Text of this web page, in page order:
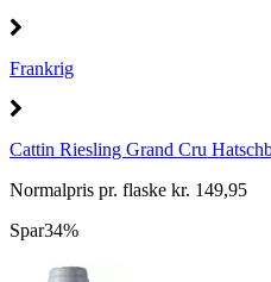
Frankrig
Cattin Riesling Grand Cru
Normalpris pr. flaske kr. 149,95
Spar34%